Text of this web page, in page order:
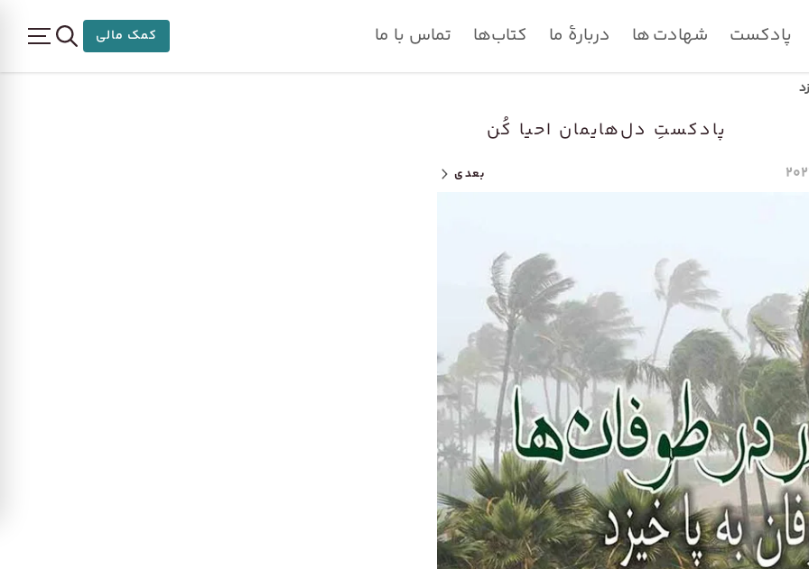
پادکست شهادت ها دربارۀ ما کتاب‌ها تماس با ما کمک مالی
پادکستِ دل‌هایمان احیا کُن
بعدی